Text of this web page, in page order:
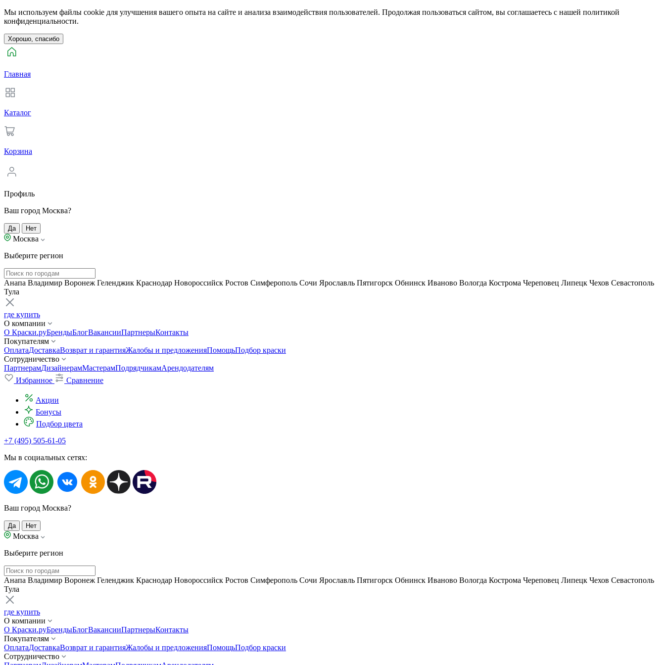
Мы используем файлы cookie для улучшения вашего опыта на сайте и анализа взаимодействия пользователей. Продолжая пользоваться сайтом, вы соглашаетесь с нашей политикой
конфиденциальности.
Хорошо, спасибо
Главная
Каталог
Корзина
Профиль
Ваш город Москва?
Да Нет
Москва
Выберите регион
Анапа Владимир Воронеж Геленджик Краснодар Новороссийск Ростов Симферополь Сочи Ярославль Пятигорск Обнинск Иваново Вологда Кострома Череповец Липецк Чехов Севастополь
Тула
где купить
О компании
О Краски.руБрендыБлогВакансииПартнерыКонтакты
Покупателям
ОплатаДоставкаВозврат и гарантияЖалобы и предложенияПомощьПодбор краски
Сотрудничество
ПартнерамДизайнерамМастерамПодрядчикамАрендодателям
Избранное
Сравнение
Акции
Бонусы
Подбор цвета
+7 (495) 505-61-05
Мы в социальных сетях:
Ваш город Москва?
Да Нет
Москва
Выберите регион
Анапа Владимир Воронеж Геленджик Краснодар Новороссийск Ростов Симферополь Сочи Ярославль Пятигорск Обнинск Иваново Вологда Кострома Череповец Липецк Чехов Севастополь
Тула
где купить
О компании
О Краски.руБрендыБлогВакансииПартнерыКонтакты
Покупателям
ОплатаДоставкаВозврат и гарантияЖалобы и предложенияПомощьПодбор краски
Сотрудничество